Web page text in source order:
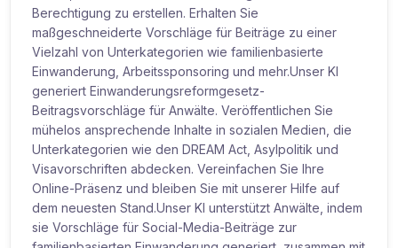
Berechtigung zu erstellen. Erhalten Sie
maßgeschneiderte Vorschläge für Beiträge zu einer
Vielzahl von Unterkategorien wie familienbasierte
Einwanderung, Arbeitssponsoring und mehr.Unser KI
generiert Einwanderungsreformgesetz-
Beitragsvorschläge für Anwälte. Veröffentlichen Sie
mühelos ansprechende Inhalte in sozialen Medien, die
Unterkategorien wie den DREAM Act, Asylpolitik und
Visavorschriften abdecken. Vereinfachen Sie Ihre
Online-Präsenz und bleiben Sie mit unserer Hilfe auf
dem neuesten Stand.Unser KI unterstützt Anwälte, indem
sie Vorschläge für Social-Media-Beiträge zur